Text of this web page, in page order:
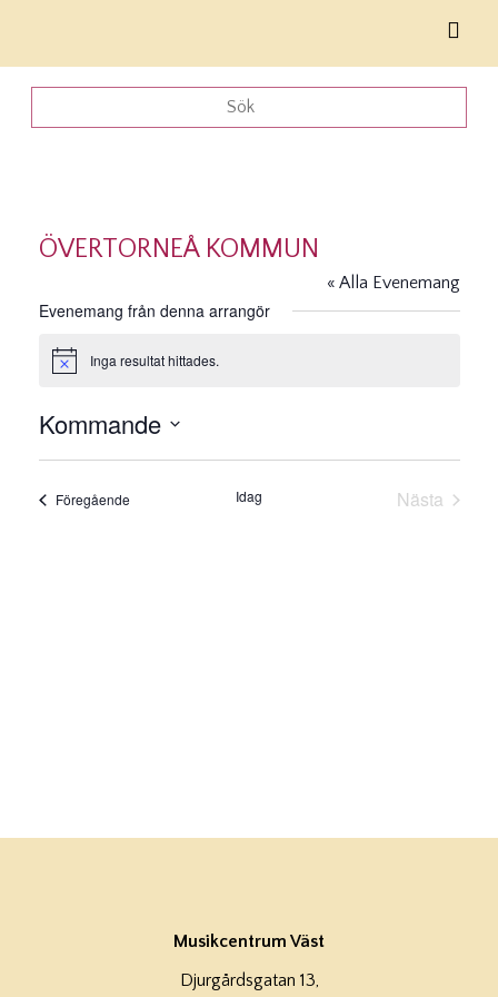
ÖVERTORNEÅ KOMMUN
« Alla Evenemang
Evenemang från denna arrangör
Notis Inga resultat hittades.
Kommande
Välj
FöregåendeEvenemang Idag
Nästa
Musikcentrum Väst
Djurgårdsgatan 13,